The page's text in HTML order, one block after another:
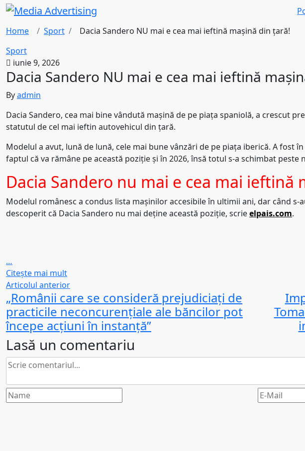
Home
Sport
Dacia Sandero NU mai e cea mai ieftină maşină din țară!
Sport
iunie 9, 2026
Dacia Sandero NU mai e cea mai ieftină
Byadmin
Dacia Sandero, cea mai bine vândută mașină de pe piața spaniolă, a crescut
statutul de cel mai ieftin autovehicul din țară.
Modelul a avut, lună de lună, cele mai bune vânzări de pe piața iberică. A fost
faptul că va rămâne pe această poziție și în 2026, însă totul s-a schimbat peste
Dacia Sandero nu mai e cea mai ieftină
Modelul românesc a condus lista mașinilor accesibile în ultimii ani, dar când
descoperit că Dacia Sandero nu mai deține această poziție, scrieelpais.com.
…
Citeşte mai mult
Articolul anterior
„Românii care se consideră prejudiciați de
practicile neconcurențiale ale băncilor pot
începe acțiuni în instanță”
Lasă un comentariu